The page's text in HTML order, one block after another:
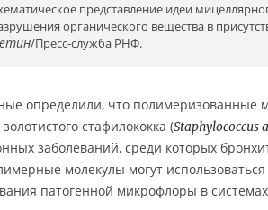
представление идеи
органического вещества в
/Пресс-служба РНФ.
определили, что
стафилококка (Staphylococcus
заболеваний, среди которых
молекулы могут
патогенной микрофлоры в